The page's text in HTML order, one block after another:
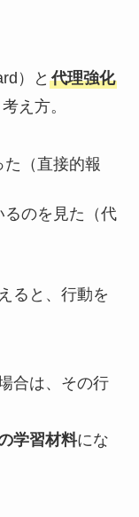
）と 代理強化
え方。
（直接的報
のを見た（代
ると、行動を
合は、その行
学習材料にな